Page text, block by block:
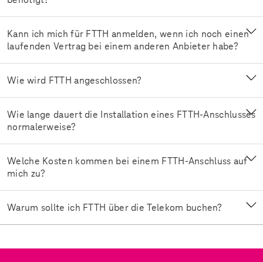
Kann ich mich für FTTH anmelden, wenn ich noch einen
laufenden Vertrag bei einem anderen Anbieter habe?
Wie wird FTTH angeschlossen?
Wie lange dauert die Installation eines FTTH-Anschlusses
normalerweise?
Welche Kosten kommen bei einem FTTH-Anschluss auf
mich zu?
Warum sollte ich FTTH über die Telekom buchen?